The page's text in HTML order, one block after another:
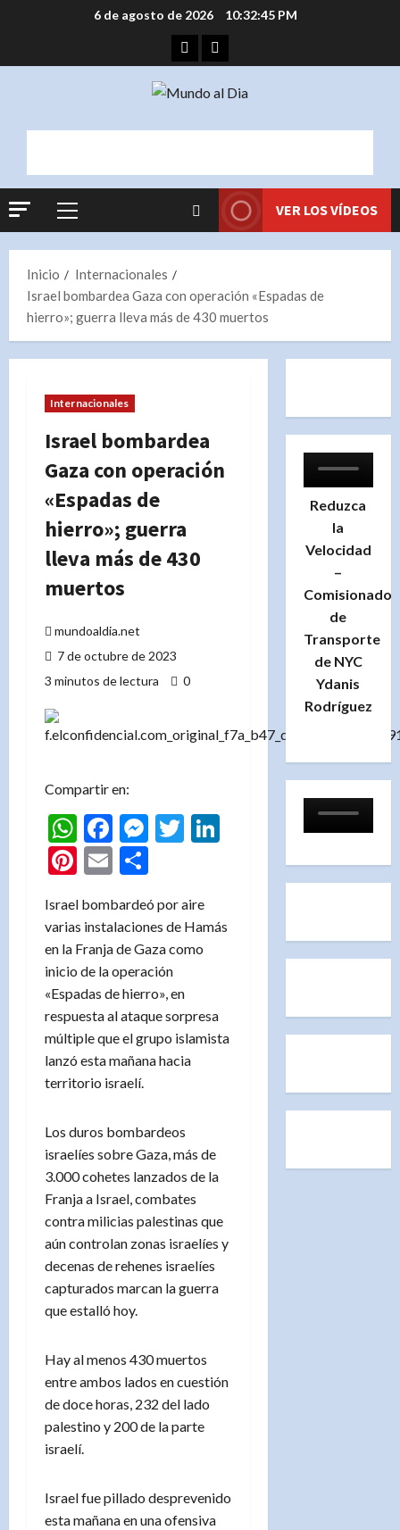
6 de agosto de 2026 10:32:46 PM
FacebookInstagram
Menú
VER LOS VÍDEOS
Inicio
Internacionales
Israel bombardea Gaza con operación «Espadas de
hierro»; guerra lleva más de 430 muertos
Internacionales
Israel bombardea
Gaza con operación
«Espadas de
hierro»; guerra
lleva más de 430
muertos
mundoaldia.net
7 de octubre de 2023
3 minutos de lectura
0
Compartir en:
WhatsApp
Facebook
Messenger
TwitterLinkedIn
Pinterest
Email
Israel bombardeó por aire
varias instalaciones de Hamás
en la Franja de Gaza como
inicio de la operación
«Espadas de hierro», en
respuesta al ataque sorpresa
múltiple que el grupo islamista
lanzó esta mañana hacia
territorio israelí.
Los duros bombardeos
israelíes sobre Gaza, más de
3.000 cohetes lanzados de la
Franja a Israel, combates
contra milicias palestinas que
aún controlan zonas israelíes y
decenas de rehenes israelíes
capturados marcan la guerra
que estalló hoy.
Hay al menos 430 muertos
entre ambos lados en cuestión
de doce horas, 232 del lado
palestino y 200 de la parte
israelí.
Israel fue pillado desprevenido
esta mañana en una ofensiva
Reduzca
la
Velocidad
–
Comisionado
de
Transporte
de NYC
Ydanis
Rodríguez